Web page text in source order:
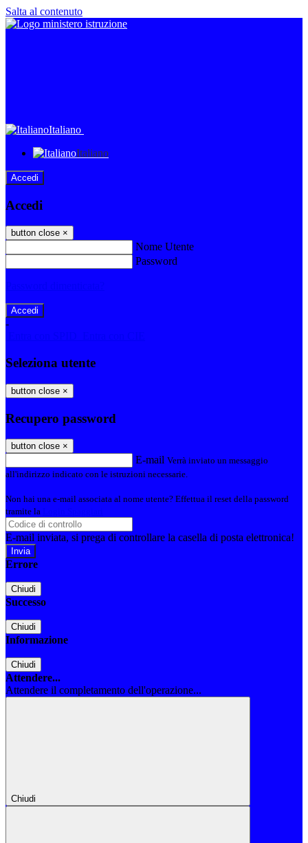
Salta al contenuto
Italiano
Italiano
Accedi
Accedi
button close ×
Nome Utente
Password
-
Seleziona utente
button close ×
Recupero password
button close ×
E-mail Verrà inviato un messaggio
all'indirizzo indicato con le istruzioni necessarie.
Non hai una e-mail associata al nome utente? Effettua il reset della password
tramite la
E-mail inviata, si prega di controllare la casella di posta elettronica!
Errore
Chiudi
Successo
Chiudi
Informazione
Chiudi
Attendere...
Attendere il completamento dell'operazione...
Chiudi